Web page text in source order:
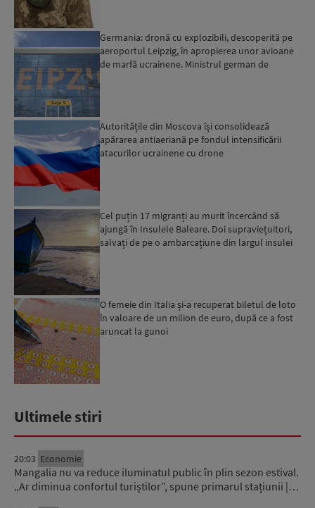
Germania: dronă cu explozibili, descoperită pe
aeroportul Leipzig, în apropierea unor avioane
de marfă ucrainene. Ministrul german de
Autoritățile din Moscova își consolidează
apărarea antiaeriană pe fondul intensificării
atacurilor ucrainene cu drone
Cel puțin 17 migranți au murit încercând să
ajungă în Insulele Baleare. Doi supraviețuitori,
salvați de pe o ambarcațiune din largul insulei
O femeie din Italia și-a recuperat biletul de loto
în valoare de un milion de euro, după ce a fost
aruncat la gunoi
Ultimele stiri
20:03 Economie
Mangalia nu va reduce iluminatul public în plin sezon estival.
„Ar diminua confortul turiștilor”, spune primarul stațiunii |…